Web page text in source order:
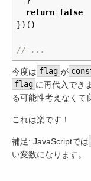
return false
})()
// ...
今度は flag が
flag に再代入でき
る可能性考えなくて
これは楽です！
補足: JavaScriptでは
い変数になります。